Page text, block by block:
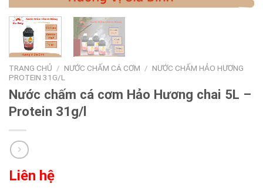
TRANG CHỦ / NƯỚC CHẤM CÁ CƠM / NƯỚC CHẤM HẢO HƯƠNG
PROTEIN 31G/L
Nước chấm cá cơm Hảo Hương chai 5L –
Protein 31g/l
Liên hệ